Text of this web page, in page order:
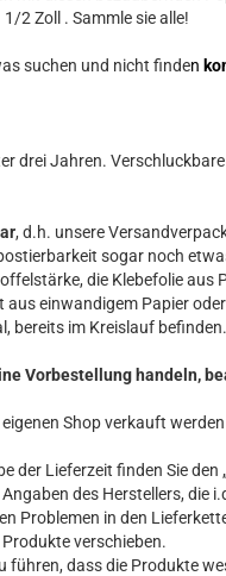
2 Zoll . Sammle sie alle!
suchen und nicht finden
drei Jahren. Verschluckbare
, d.h. unsere
sogar noch
die Klebefolie aus
einwandigem Papier
bereits im Kreislauf befinden.
Vorbestellung handeln,
Shop verkauft
der Lieferzeit finden Sie den
des Herstellers, die
Problemen in den
verschieben.
führen, dass die Produkte